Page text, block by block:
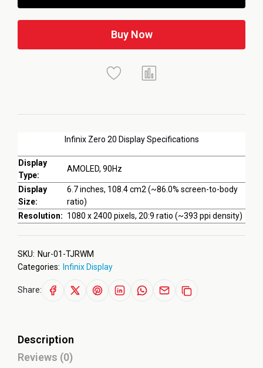
Infinix Zero 20 Display Specifications
Display
Type:
AMOLED, 90Hz
Display
Size:
6.7 inches, 108.4 cm2 (~86.0% screen-to-body
ratio)
Resolution: 1080 x 2400 pixels, 20:9 ratio (~393 ppi density)
Buy Now
SKU: Nur-01-TJRWM
Categories: Infinix Display
Share:
Description
Reviews (0)